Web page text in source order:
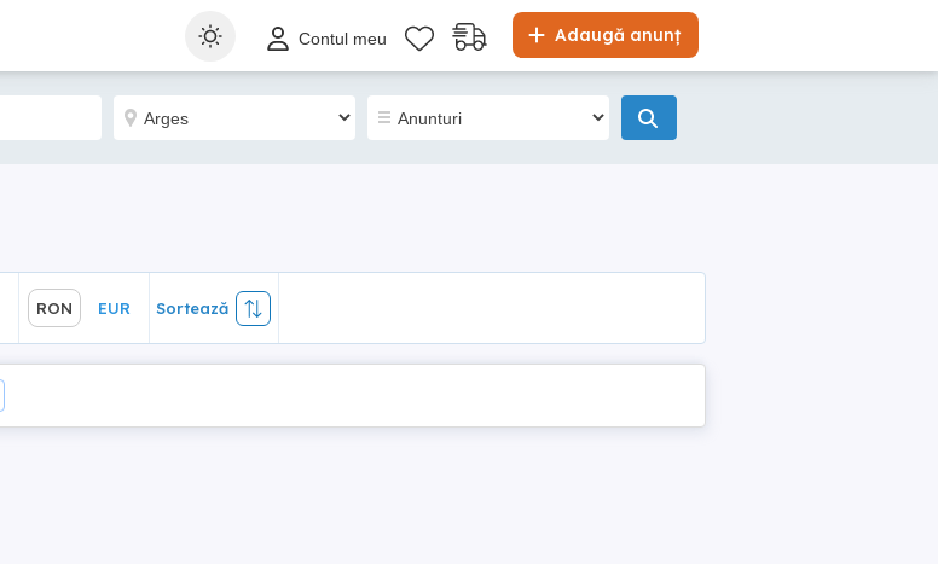
Adaugă anunț
Contul meu
Sortează
RON EUR Sortează